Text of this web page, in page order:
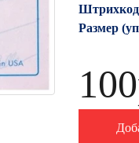
Размер